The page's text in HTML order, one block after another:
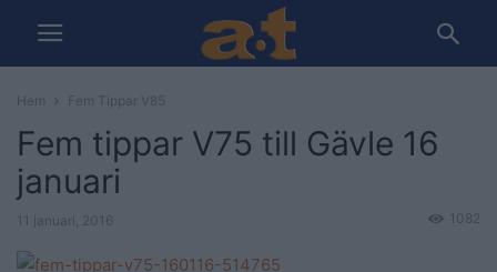
Hem Fem Tippar V85
Fem tippar V75 till Gävle 16
januari
11 januari, 2016 1082